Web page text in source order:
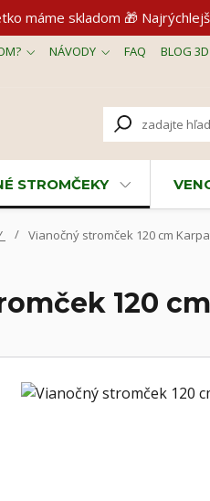
máme skladom 🎁
NÁVODY FAQ BLOG 3D
STROMČEKY
Vianočný stromček 120 cm
120